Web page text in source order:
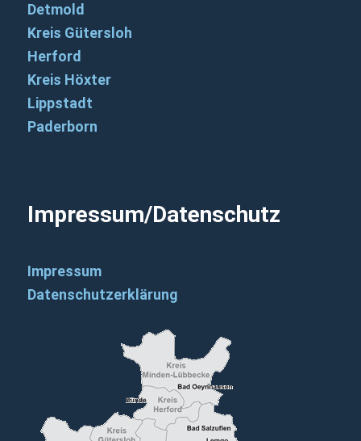
Detmold
Kreis Gütersloh
Herford
Kreis Höxter
Lippstadt
Paderborn
Impressum/Datenschutz
Impressum
Datenschutzerklärung